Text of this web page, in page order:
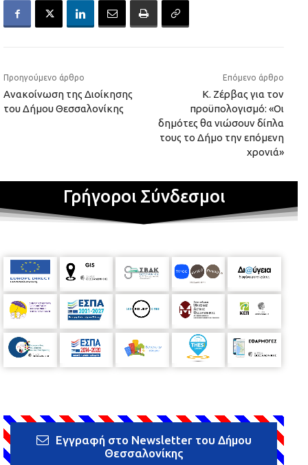
Προηγούμενο άρθρο
Ανακοίνωση της Διοίκησης
του Δήμου Θεσσαλονίκης
Επόμενο άρθρο
Κ. Ζέρβας για τον
προϋπολογισμό: «Οι
δημότες θα νιώσουν δίπλα
τους το Δήμο την επόμενη
χρονιά»
Γρήγοροι Σύνδεσμοι
Εγγραφή στο Newsletter του Δήμου
Θεσσαλονίκης